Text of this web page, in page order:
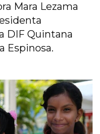
Mara Lezama
DIF Quintana
Espinosa.